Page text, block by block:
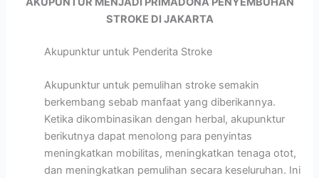
STROKE DI JAKARTA
Akupunktur untuk Penderita Stroke
Akupunktur untuk pemulihan stroke semakin
berkembang sebab manfaat yang diberikannya.
Ketika dikombinasikan dengan herbal, akupunktur
berikutnya dapat menolong para penyintas
meningkatkan mobilitas, meningkatkan tenaga otot,
dan meningkatkan pemulihan secara keseluruhan. Ini